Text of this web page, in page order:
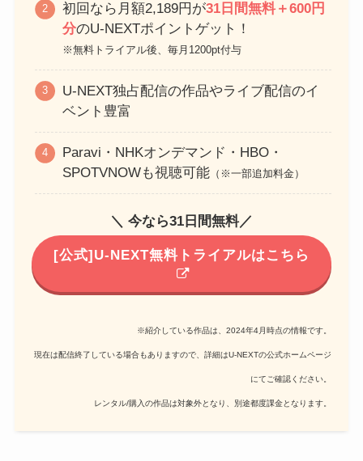
初回なら月額2,189円が31日間無料＋600円
分のU-NEXTポイントゲット！
※無料トライアル後、毎月1200pt付与
U-NEXT独占配信の作品やライブ配信のイ
ベント豊富
Paravi・NHKオンデマンド・HBO・
SPOTVNOWも視聴可能 （※一部追加料金）
＼ 今なら31日間無料／
[公式]U-NEXT無料トライアルはこちら
※紹介している作品は、2024年4月時点の情報です。
現在は配信終了している場合もありますので、詳細はU-NEXTの公式ホームページ
にてご確認ください。
レンタル/購入の作品は対象外となり、別途都度課金となります。